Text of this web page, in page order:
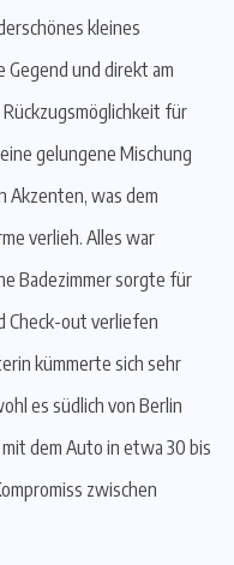
kleines
Gegend und direkt am
für
gelungene Mischung
Akzenten, was dem
verlieh. Alles war
Badezimmer sorgte für
Check-out verliefen
kümmerte sich sehr
es südlich von Berlin
dem Auto in etwa 30 bis
zwischen